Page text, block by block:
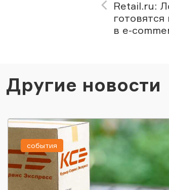
Retail.ru:
в e-
Другие новости
события